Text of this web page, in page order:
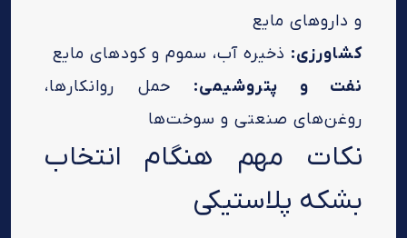
و داروهای مایع
کشاورزی: ذخیره آب، سموم و کودهای مایع
نفت و پتروشیمی: حمل روانکارها،
روغن‌های صنعتی و سوخت‌ها
نکات مهم هنگام انتخاب
بشکه پلاستیکی